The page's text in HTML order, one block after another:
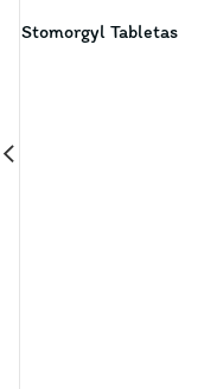
Stomorgyl Tabletas